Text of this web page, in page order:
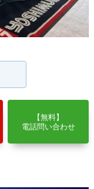
【無料】
電話問い合わせ